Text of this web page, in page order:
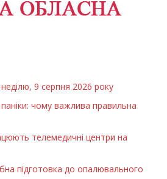
9 серпня 2026 року
чому важлива правильна
телемедичні центри на
підготовка до опалювального